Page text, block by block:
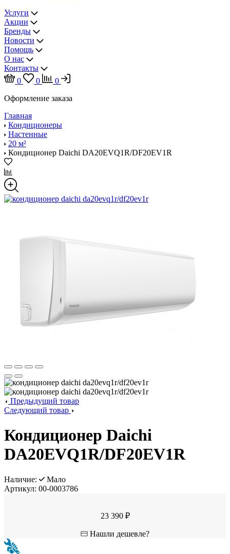
Услуги
Акции
Бренды
Новости
Помощь
О нас
Контакты
0
0
0
Оформление заказа
Главная
Кондиционеры
Настенные
20 м²
Кондиционер Daichi DA20EVQ1R/DF20EV1R
Предыдущий товар
Следующий товар
Кондиционер Daichi
DA20EVQ1R/DF20EV1R
Наличие:
Мало
Артикул: 00-0003786
23 390 ₽
Нашли дешевле?